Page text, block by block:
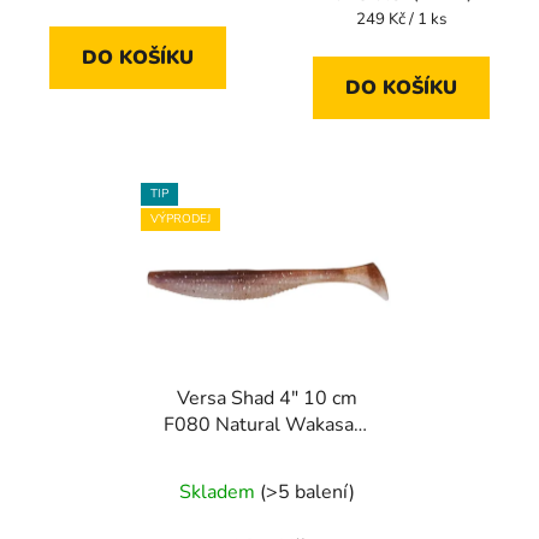
DO KOŠÍKU
Měrná
249 Kč / 1 ks
DO KOŠÍKU
TIP
VÝPRODEJ
Versa Shad 4" 10 cm
F080 Natural Wakasagi
Skladem (>5 balení)